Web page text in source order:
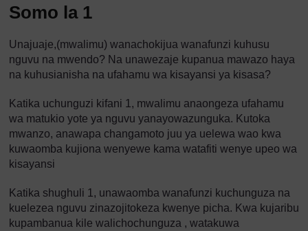
Somo la 1
Unajuaje,(mwalimu) wanachokijua wanafunzi kuhusu
nguvu na mwendo? Na unawezaje kupanua mawazo haya
na kuhusianisha na ufahamu wa kisayansi ya kisasa?
Katika uchunguzi kifani 1, mwalimu anaongeza ufahamu
wa matukio yote ya nguvu yanayowazunguka. Kutoka
mwanzo, anawapa changamoto juu ya uelewa wao kwa
kuwaomba kujiona wenyewe kama watafiti wenye upeo wa
kisayansi
Katika shughuli 1, unawaomba wanafunzi kuchunguza na
kuelezea nguvu zinazojitokeza kwenye picha. Kwa kujaribu
kupambanua kile walichochunguza , watakuwa